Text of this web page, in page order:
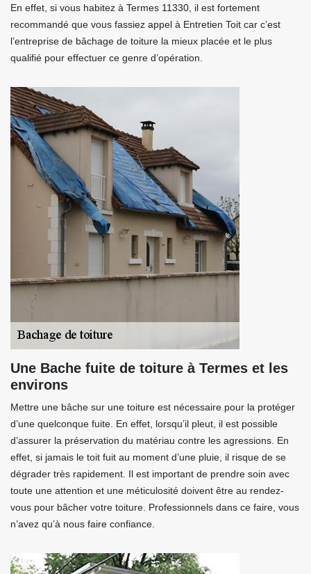
En effet, si vous habitez à Termes 11330, il est fortement
recommandé que vous fassiez appel à Entretien Toit car c’est
l’entreprise de bâchage de toiture la mieux placée et le plus
qualifié pour effectuer ce genre d’opération.
Une Bache fuite de toiture à Termes et les
environs
Mettre une bâche sur une toiture est nécessaire pour la protéger
d’une quelconque fuite. En effet, lorsqu’il pleut, il est possible
d’assurer la préservation du matériau contre les agressions. En
effet, si jamais le toit fuit au moment d’une pluie, il risque de se
dégrader très rapidement. Il est important de prendre soin avec
toute une attention et une méticulosité doivent être au rendez-
vous pour bâcher votre toiture. Professionnels dans ce faire, vous
n’avez qu’à nous faire confiance.